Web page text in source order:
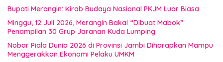
Bupati Merangin: Kirab Budaya Nasional PKJM Luar Biasa
Minggu, 12 Juli 2026, Merangin Bakal “Dibuat Mabok”
Penampilan 30 Grup Jaranan Kuda Lumping
Nobar Piala Dunia 2026 di Provinsi Jambi Diharapkan Mampu
Menggerakkan Ekonomi Pelaku UMKM